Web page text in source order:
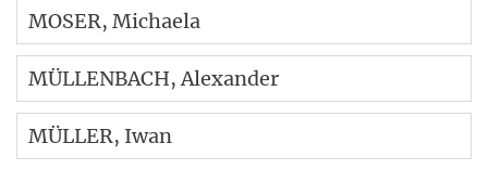
MOSER, Michaela
MÜLLENBACH, Alexander
MÜLLER, Iwan